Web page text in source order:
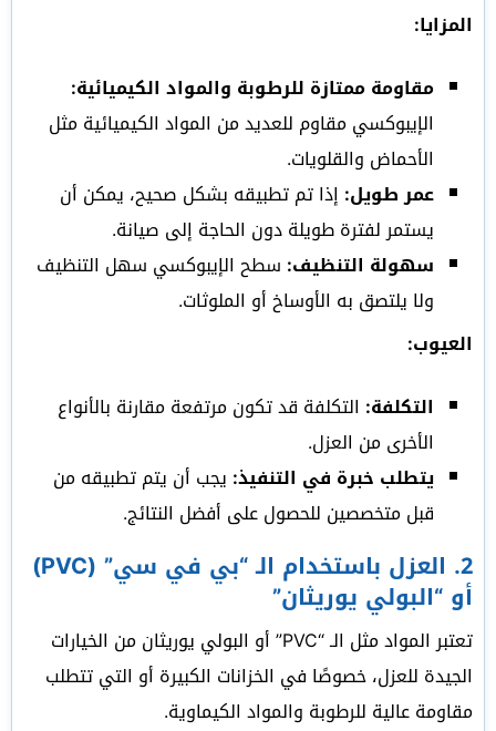
المزايا:
مقاومة ممتازة للرطوبة والمواد الكيميائية:
الإيبوكسي مقاوم للعديد من المواد الكيميائية مثل
الأحماض والقلويات.
عمر طويل: إذا تم تطبيقه بشكل صحيح، يمكن أن
يستمر لفترة طويلة دون الحاجة إلى صيانة.
سهولة التنظيف: سطح الإيبوكسي سهل التنظيف
ولا يلتصق به الأوساخ أو الملوثات.
العيوب:
التكلفة: التكلفة قد تكون مرتفعة مقارنة بالأنواع
الأخرى من العزل.
يتطلب خبرة في التنفيذ: يجب أن يتم تطبيقه من
قبل متخصصين للحصول على أفضل النتائج.
2. العزل باستخدام الـ “بي في سي” (PVC)
أو “البولي يوريثان”
تعتبر المواد مثل الـ “PVC” أو البولي يوريثان من الخيارات
الجيدة للعزل، خصوصًا في الخزانات الكبيرة أو التي تتطلب
مقاومة عالية للرطوبة والمواد الكيماوية.